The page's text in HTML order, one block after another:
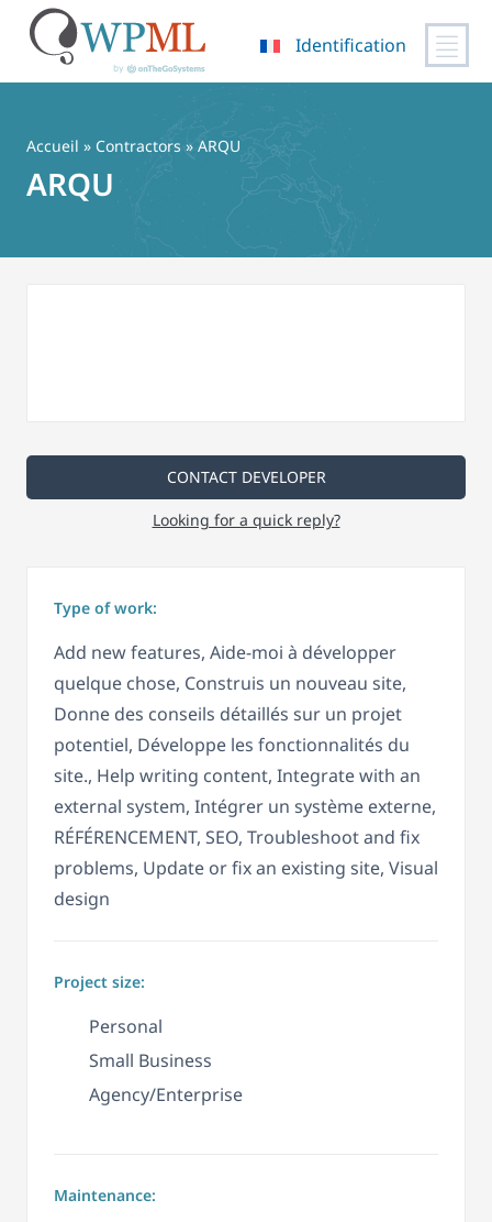
contenu
Identification
Accueil » Contractors » ARQU
ARQU
CONTACT DEVELOPER
Looking for a quick reply?
Type of work:
Add new features, Aide-moi à développer
quelque chose, Construis un nouveau site,
Donne des conseils détaillés sur un projet
potentiel, Développe les fonctionnalités du
site., Help writing content, Integrate with an
external system, Intégrer un système externe,
RÉFÉRENCEMENT, SEO, Troubleshoot and fix
problems, Update or fix an existing site, Visual
design
Project size:
Personal
Small Business
Agency/Enterprise
Maintenance: